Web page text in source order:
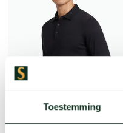
Toestemming